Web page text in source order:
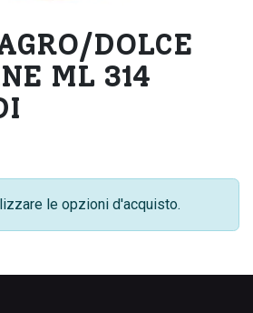
DOLCE
ML 314
le opzioni d'acquisto.